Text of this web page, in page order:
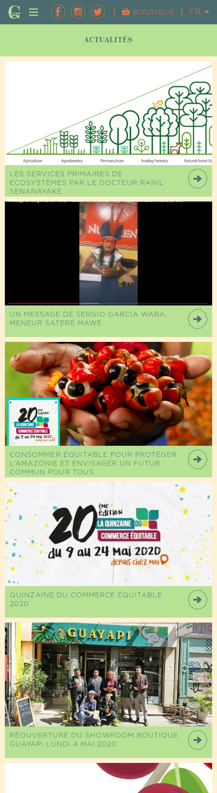
BOUTIQUE FR
EN
ACTUALITÉS
LES SERVICES PRIMAIRES DE
ÉCOSYSTÈMES PAR LE DOCTEUR RANIL
SENANAYAKE
UN MESSAGE DE SERGIO GARCIA WARA,
MENEUR SATERÉ MAWÉ
CONSOMMER ÉQUITABLE POUR PROTÉGER
L’AMAZONIE ET ENVISAGER UN FUTUR
COMMUN POUR TOUS
QUINZAINE DU COMMERCE ÉQUITABLE
2020
RÉOUVERTURE DU SHOWROOM BOUTIQUE
GUAYAPI LUNDI 4 MAI 2020